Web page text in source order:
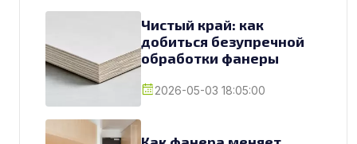
Чистый край: как
добиться безупречной
обработки фанеры
2026-05-03 18:05:00